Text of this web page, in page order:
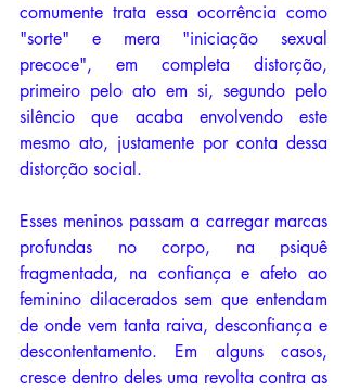
comumente trata essa ocorrência como
"sorte" e mera "iniciação sexual
precoce", em completa distorção,
primeiro pelo ato em si, segundo pelo
silêncio que acaba envolvendo este
mesmo ato, justamente por conta dessa
distorção social.
Esses meninos passam a carregar marcas
profundas no corpo, na psiquê
fragmentada, na confiança e afeto ao
feminino dilacerados sem que entendam
de onde vem tanta raiva, desconfiança e
descontentamento. Em alguns casos,
cresce dentro deles uma revolta contra as